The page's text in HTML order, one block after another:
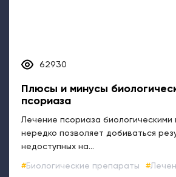
62930
Плюсы и минусы
псориаза
Лечение псориаза
нередко позволяет добиваться
недоступных на...
Биологические препараты